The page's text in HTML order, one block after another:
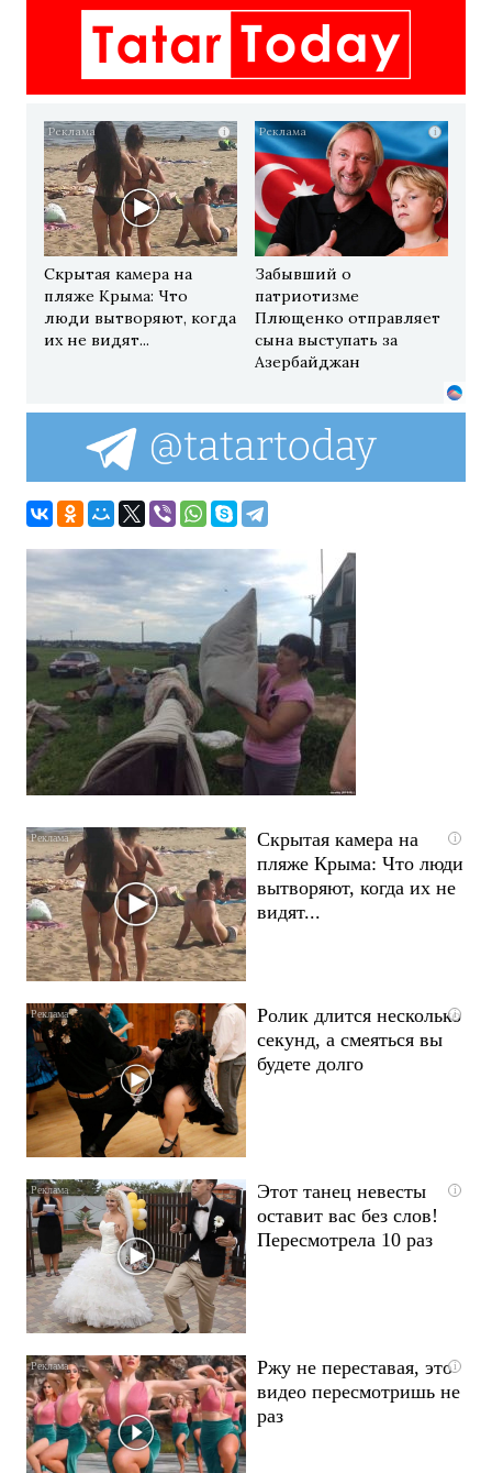
i
Скрытая камера на
пляже Крыма: Что
люди вытворяют, когда
их не видят...
i
Забывший о
патриотизме
Плющенко отправляет
сына выступать за
Азербайджан
i
Скрытая камера на
пляже Крыма: Что люди
вытворяют, когда их не
видят...
i
Ролик длится несколько
секунд, а смеяться вы
будете долго
i
Этот танец невесты
оставит вас без слов!
Пересмотрела 10 раз
i
Ржу не переставая, это
видео пересмотришь не
раз